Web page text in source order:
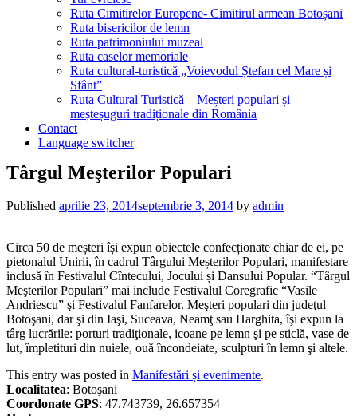
Ruta Cimitirelor Europene- Cimitirul armean Botoșani
Ruta bisericilor de lemn
Ruta patrimoniului muzeal
Ruta caselor memoriale
Ruta cultural-turistică „Voievodul Ștefan cel Mare și
Sfânt”
Ruta Cultural Turistică – Meșteri populari și
meșteșuguri tradiționale din România
Contact
Language switcher
Târgul Meşterilor Populari
Published aprilie 23, 2014septembrie 3, 2014 by admin
Circa 50 de meșteri își expun obiectele confecționate chiar de ei, pe
pietonalul Unirii, în cadrul Târgului Meșterilor Populari, manifestare
inclusă în Festivalul Cîntecului, Jocului și Dansului Popular. “Târgul
Meşterilor Populari” mai include Festivalul Coregrafic “Vasile
Andriescu” şi Festivalul Fanfarelor. Meşteri populari din judeţul
Botoşani, dar şi din Iaşi, Suceava, Neamţ sau Harghita, îşi expun la
târg lucrările: porturi tradiţionale, icoane pe lemn şi pe sticlă, vase de
lut, împletituri din nuiele, ouă încondeiate, sculpturi în lemn şi altele.
This entry was posted in Manifestări și evenimente.
Localitatea: Botoşani
Coordonate GPS: 47.743739, 26.657354